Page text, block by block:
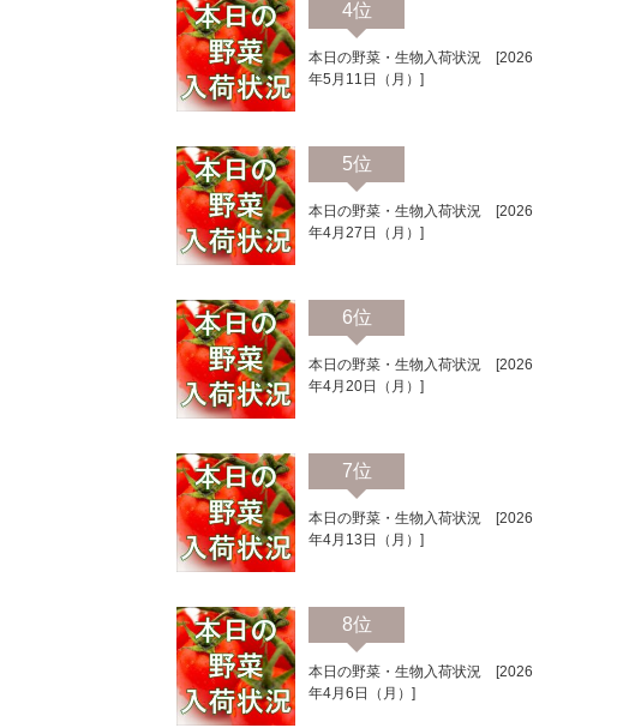
4位
本日の野菜・生物入荷状況 [2026
年5月11日（月）]
5位
本日の野菜・生物入荷状況 [2026
年4月27日（月）]
6位
本日の野菜・生物入荷状況 [2026
年4月20日（月）]
7位
本日の野菜・生物入荷状況 [2026
年4月13日（月）]
8位
本日の野菜・生物入荷状況 [2026
年4月6日（月）]